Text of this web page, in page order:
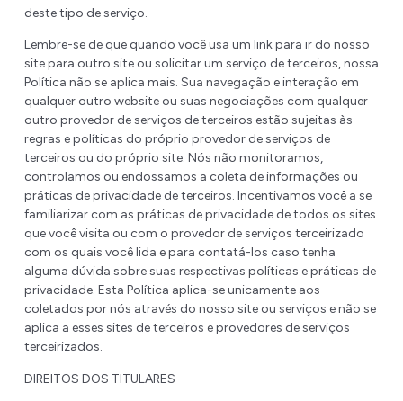
deste tipo de serviço.
Lembre-se de que quando você usa um link para ir do nosso
site para outro site ou solicitar um serviço de terceiros, nossa
Política não se aplica mais. Sua navegação e interação em
qualquer outro website ou suas negociações com qualquer
outro provedor de serviços de terceiros estão sujeitas às
regras e políticas do próprio provedor de serviços de
terceiros ou do próprio site. Nós não monitoramos,
controlamos ou endossamos a coleta de informações ou
práticas de privacidade de terceiros. Incentivamos você a se
familiarizar com as práticas de privacidade de todos os sites
que você visita ou com o provedor de serviços terceirizado
com os quais você lida e para contatá-los caso tenha
alguma dúvida sobre suas respectivas políticas e práticas de
privacidade. Esta Política aplica-se unicamente aos
coletados por nós através do nosso site ou serviços e não se
aplica a esses sites de terceiros e provedores de serviços
terceirizados.
DIREITOS DOS TITULARES